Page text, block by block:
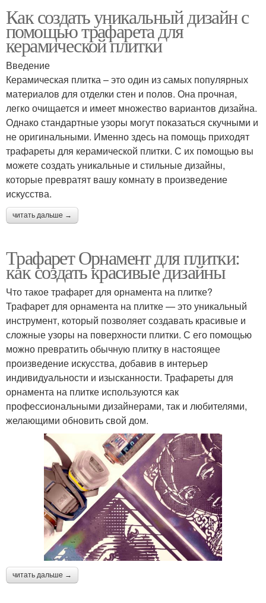
Как создать уникальный дизайн с
помощью трафарета для
керамической плитки
Введение
Керамическая плитка – это один из самых популярных
материалов для отделки стен и полов. Она прочная,
легко очищается и имеет множество вариантов дизайна.
Однако стандартные узоры могут показаться скучными и
не оригинальными. Именно здесь на помощь приходят
трафареты для керамической плитки. С их помощью вы
можете создать уникальные и стильные дизайны,
которые превратят вашу комнату в произведение
искусства.
читать дальше →
Трафарет Орнамент для плитки:
как создать красивые дизайны
Что такое трафарет для орнамента на плитке?
Трафарет для орнамента на плитке — это уникальный
инструмент, который позволяет создавать красивые и
сложные узоры на поверхности плитки. С его помощью
можно превратить обычную плитку в настоящее
произведение искусства, добавив в интерьер
индивидуальности и изысканности. Трафареты для
орнамента на плитке используются как
профессиональными дизайнерами, так и любителями,
желающими обновить свой дом.
читать дальше →